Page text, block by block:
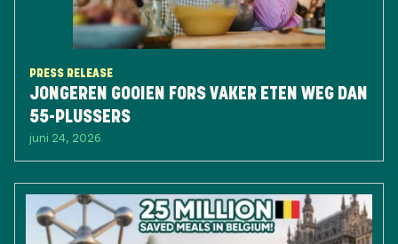
PRESS RELEASE
JONGEREN GOOIEN FORS VAKER ETEN WEG DAN
55-PLUSSERS
juni 24, 2026